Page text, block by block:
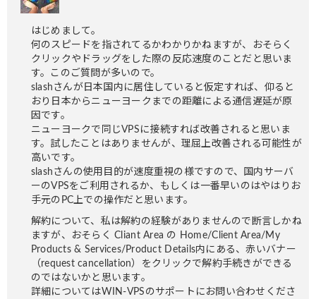
はじめまして。
何のスピードを指されてるかわかりかねますが、おそらく
クリックやドラッグをした際の反応速度のことだと思いま
す。このご質問が多いので。
slashさんが日本国内に居住していると仮定すれば、仰ると
おり日本からニューヨークまでの距離による通信遅延が原
因です。
ニューヨークで同じVPSに接続すれば改善されると思いま
す。試したことはありませんが、理屈上改善される可能性が
高いです。
slashさんの使用目的が速度重視の様ですので、国内サーバ
ーのVPSをご利用されるか、もしくは一番早いのはやはりお
手元のPC上での操作だと思います。
解約について、私は解約の経験がありませんので断言しかね
ますが、おそらく Cliant Area の Home/Client Area/My
Products & Services/Product Details内にある、赤いバナー
（request cancellation）をクリックで解約手続きができる
のではないかと思います。
詳細についてはWIN-VPSのサポートにお問い合わせくださ